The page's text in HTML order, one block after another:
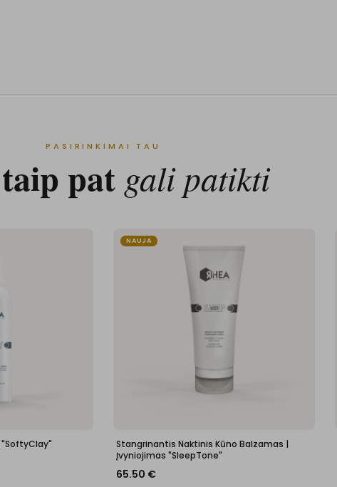
PASIRINKIMAI TAU
pat gali patikti
NAUJA
Stangrinantis Naktinis Kūno Balzamas |
Įvyniojimas "SleepTone"
65.50 €